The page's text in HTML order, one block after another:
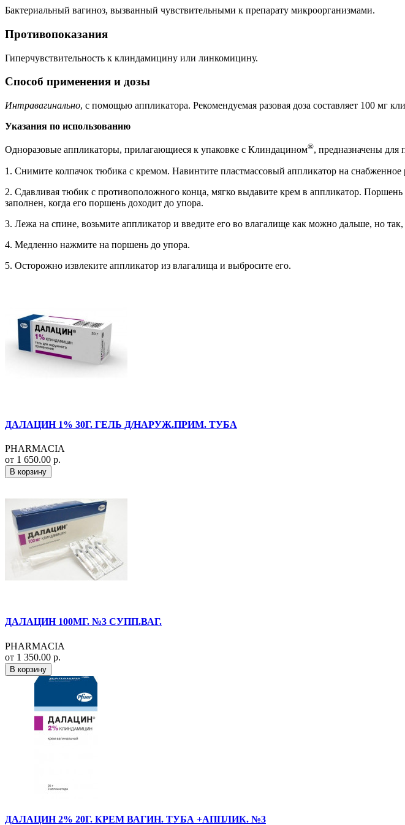
Бактериальный вагиноз, вызванный чувствительными к препарату микроорганизмами.
Противопоказания
Гиперчувствительность к клиндамицину или линкомицину.
Способ применения и дозы
Интравагинально, с помощью аппликатора. Рекомендуемая разовая доза составляет 100
Указания по использованию
Одноразовые аппликаторы, прилагающиеся к упаковке с Клиндацином®, предназначены для
1. Снимите колпачок тюбика с кремом. Навинтите пластмассовый аппликатор на
2. Сдавливая тюбик с противоположного конца, мягко выдавите крем в аппликатор.
заполнен, когда его поршень доходит до упора.
3. Лежа на спине, возьмите аппликатор и введите его во влагалище как можно дальше, но
4. Медленно нажмите на поршень до упора.
5. Осторожно извлеките аппликатор из влагалища и выбросите его.
ДАЛАЦИН 1% 30Г. ГЕЛЬ Д/НАРУЖ.ПРИМ. ТУБА
PHARMACIA
от 1 650.00 р.
В корзину
ДАЛАЦИН 100МГ. №3 СУПП.ВАГ.
PHARMACIA
от 1 350.00 р.
В корзину
ДАЛАЦИН 2% 20Г. КРЕМ ВАГИН. ТУБА +АППЛИК. №3